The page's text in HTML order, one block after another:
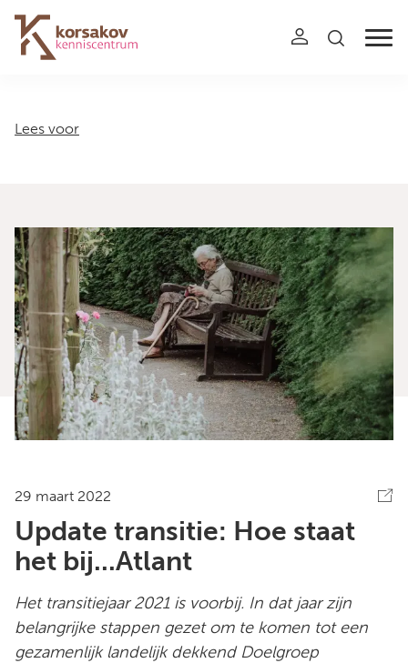
Navigation
Lees voor
29 maart 2022
Update transitie: Hoe staat
het bij...Atlant
Het transitiejaar 2021 is voorbij. In dat jaar zijn
belangrijke stappen gezet om te komen tot een
gezamenlijk landelijk dekkend Doelgroep